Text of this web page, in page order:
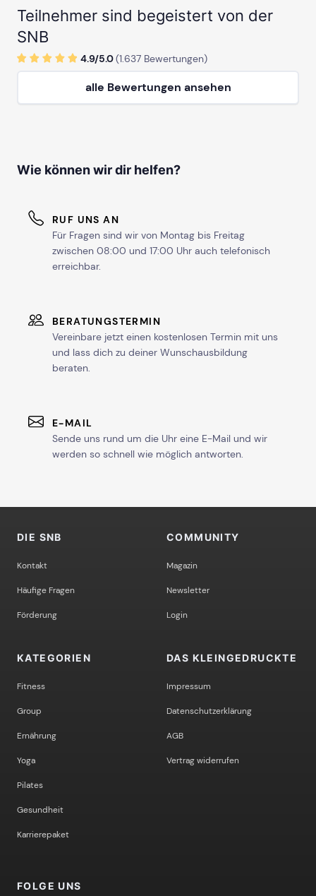
Teilnehmer sind begeistert von der
SNB
4.9/5.0(1.637 Bewertungen)
alle Bewertungen ansehen
Wie können wir dir helfen?
RUF UNS AN
Für Fragen sind wir von Montag bis Freitag
zwischen 08:00 und 17:00 Uhr auch telefonisch
erreichbar.
BERATUNGSTERMIN
Vereinbare jetzt einen kostenlosen Termin mit uns
und lass dich zu deiner Wunschausbildung
beraten.
E-MAIL
Sende uns rund um die Uhr eine E-Mail und wir
werden so schnell wie möglich antworten.
DIE SNB
Kontakt
Häufige Fragen
Förderung
COMMUNITY
Magazin
Newsletter
Login
KATEGORIEN
Fitness
Group
Ernährung
Yoga
Pilates
Gesundheit
Karrierepaket
DAS KLEINGEDRUCKTE
Impressum
Datenschutzerklärung
AGB
Vertrag widerrufen
FOLGE UNS